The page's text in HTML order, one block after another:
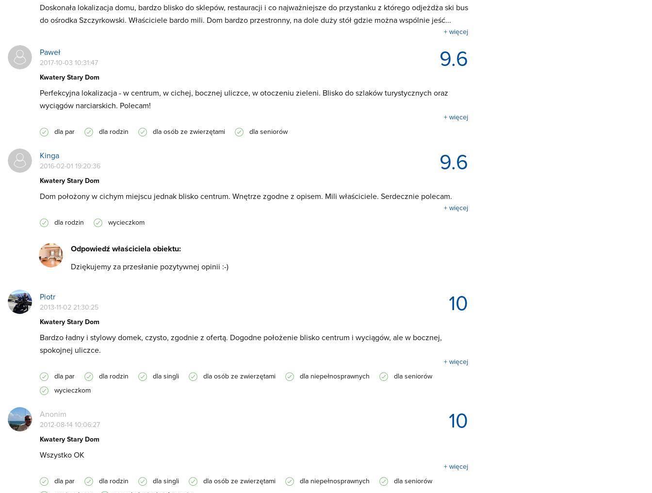
Doskonała lokalizacja domu, bardzo blisko do sklepów, restauracji i co najważniejsze do przystanku z którego odjeżdża ski bus
do ośrodka Szczyrkowski. Właściciele bardo mili. Dom bardzo przestronny, na dole duży stół gdzie można wspólnie jeść...
+ więcej
9.6
Paweł
2017-10-03 10:31:47
Kwatery Stary Dom
Perfekcyjna lokalizacja - w centrum, w cichej, bocznej uliczce, w otoczeniu zieleni. Blisko do szlaków turystycznych oraz
wyciągów narciarskich. Polecam!
+ więcej
dla par
dla rodzin dla osób ze zwierzętami dla seniorów
9.6
Kinga
2016-02-01 19:20:36
Kwatery Stary Dom
Dom położony w cichym miejscu jednak blisko centrum. Wnętrze zgodne z opisem. Mili właściciele. Serdecznie polecam.
+ więcej
dla rodzin
wycieczkom
Odpowiedź właściciela obiektu:
Dziękujemy za przesłanie pozytywnej opinii :-)
10
Piotr
2013-11-02 21:30:25
Kwatery Stary Dom
Bardzo ładny i stylowy domek, czysto, zgodnie z ofertą. Dogodne położenie blisko centrum i wyciągów, ale w bocznej,
spokojnej uliczce.
+ więcej
dla par
dla rodzin dla singli dla osób ze zwierzętami dla niepełnosprawnych
dla seniorów
wycieczkom
10
Anonim
2012-08-14 10:06:27
Kwatery Stary Dom
Wszystko OK
+ więcej
dla par
dla rodzin dla singli dla osób ze zwierzętami dla niepełnosprawnych
dla seniorów